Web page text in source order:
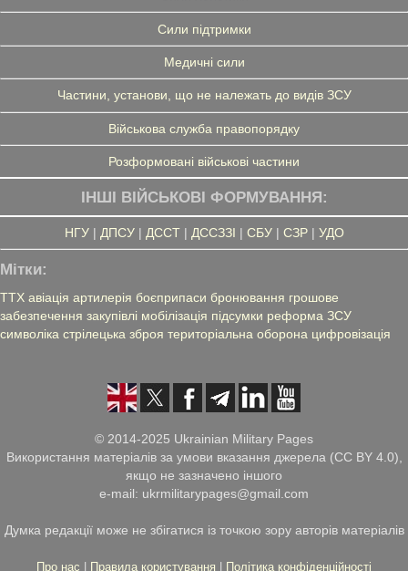
Сили підтримки
Медичні сили
Частини, установи, що не належать до видів ЗСУ
Військова служба правопорядку
Розформовані військові частини
ІНШІ ВІЙСЬКОВІ ФОРМУВАННЯ:
НГУ| ДПСУ| ДССТ| ДССЗЗІ | СБУ| СЗР| УДО
Мітки:
ТТХ авіація артилерія боєприпаси бронювання грошове
забезпечення закупівлі мобілізація підсумки реформа ЗСУ
символіка стрілецька зброя територіальна оборона цифровізація
© 2014-2025 Ukrainian Military Pages
Використання матеріалів за умови вказання джерела (CC BY 4.0),
якщо не зазначено іншого
e-mail: ukrmilitarypages@gmail.com
Думка редакції може не збігатися із точкою зору авторів матеріалів
Про нас Правила користування Політика конфіденційності